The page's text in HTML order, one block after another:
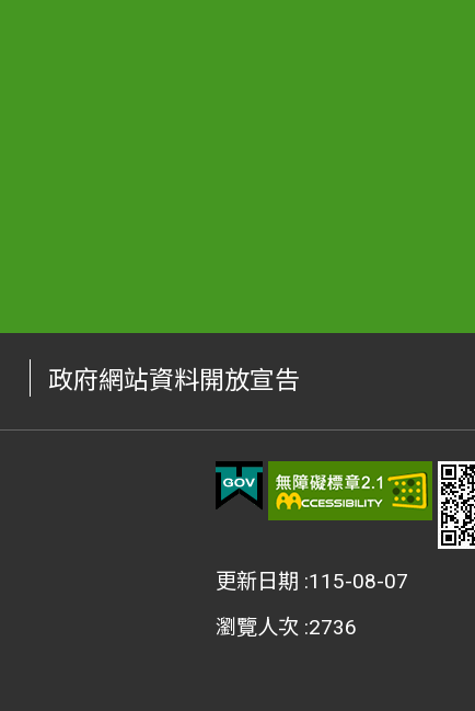
政府網站資料開放宣告
更新日期 115-08-07
瀏覽人次 2736